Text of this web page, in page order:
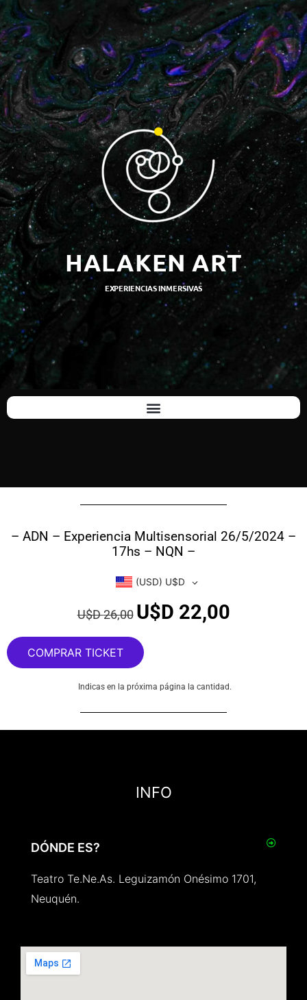
HALAKEN ART
EXPERIENCIAS INMERSIVAS
– ADN – Experiencia Multisensorial 26/5/2024 –
17hs – NQN –
(USD) U$D
U$D26,00 U$D 22,00
COMPRAR TICKET
Indicas en la próxima página la cantidad.
INFO
DÓNDE ES?
Teatro Te.Ne.As. Leguizamón Onésimo 1701,
Neuquén.